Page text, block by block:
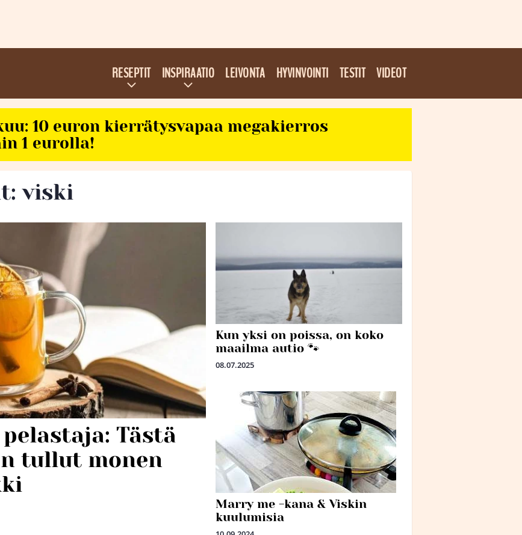
RESEPTIT INSPIRAATIO LEIVONTA HYVINVOINTI TESTIT VIDEOT
10 euron kierrätysvapaa megakierros
1 eurolla!
viski
Tästä
tullut monen
Kun yksi on poissa, on koko
maailma autio 🐾
08.07.2025
Marry me -kana & Viskin
kuulumisia